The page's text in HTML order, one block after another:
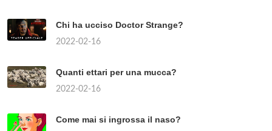
Chi ha ucciso Doctor Strange?
2022-02-16
Quanti ettari per una mucca?
2022-02-16
Come mai si ingrossa il naso?